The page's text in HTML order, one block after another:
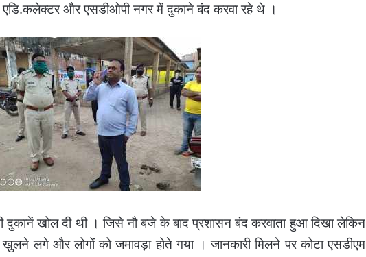
और एसडीओपी नगर में दुकाने बंद करवा रहे थे ।
खोल दी थी । जिसे नौ बजे के बाद प्रशासन बंद करवाता हुआ दिखा लेकिन
खुलने लगे और लोगों को जमावड़ा होते गया । जानकारी मिलने पर कोटा एसडीएम